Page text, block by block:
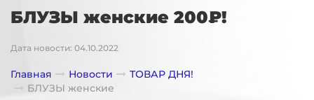
БЛУЗЫ женские 200₽!
Дата новости: 04.10.2022
Главная Новости
ТОВАР ДНЯ!
БЛУЗЫ женские